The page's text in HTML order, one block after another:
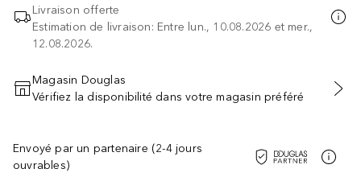
Livraison offerte
Estimation de livraison: Entre lun., 10.08.2026 et mer.,
12.08.2026.
AJOUTER AU PANIER
Magasin Douglas
Vérifiez la disponibilité dans votre magasin préféré
Envoyé par un partenaire (2-4 jours
ouvrables)